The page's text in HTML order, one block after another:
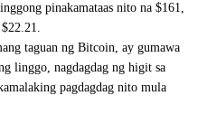
pinakamataas nito na $161,
taguan ng Bitcoin, ay gumawa
linggo, nagdagdag ng higit sa
pagdagdag nito mula